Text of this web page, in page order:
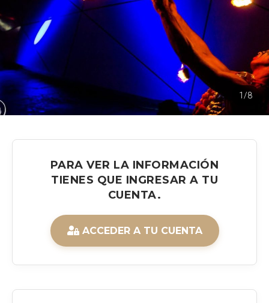
1/8
PARA VER LA INFORMACIÓN
TIENES QUE INGRESAR A TU
CUENTA.
ACCEDER A TU CUENTA